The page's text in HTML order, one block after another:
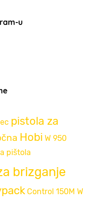
u
pistola za
Hobi W 950
pištola
brizganje
Control 150M W